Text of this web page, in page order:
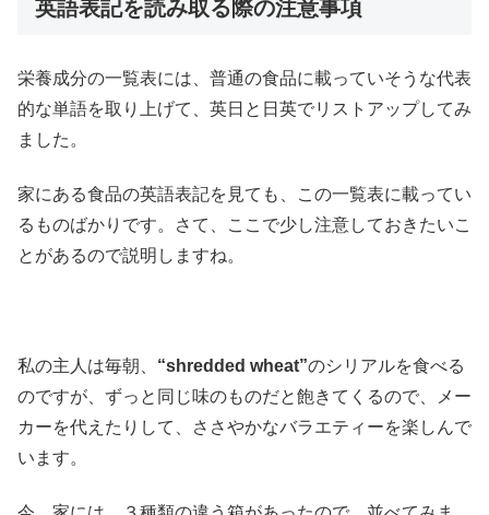
英語表記を読み取る際の注意事項
栄養成分の一覧表には、普通の食品に載っていそうな代表
的な単語を取り上げて、英日と日英でリストアップしてみ
ました。
家にある食品の英語表記を見ても、この一覧表に載ってい
るものばかりです。さて、ここで少し注意しておきたいこ
とがあるので説明しますね。
私の主人は毎朝、 “shredded wheat”のシリアルを食べる
のですが、ずっと同じ味のものだと飽きてくるので、メー
カーを代えたりして、ささやかなバラエティーを楽しんで
います。